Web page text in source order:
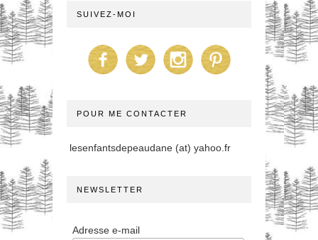
SUIVEZ-MOI
POUR ME CONTACTER
lesenfantsdepeaudane (at) yahoo.fr
NEWSLETTER
Adresse e-mail